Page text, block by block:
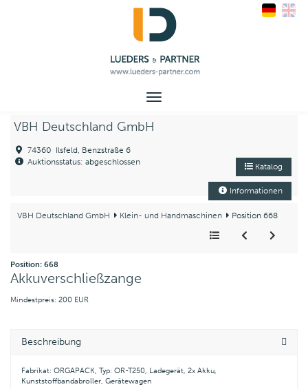
Toggle
VBH Deutschland GmbH
74360 Ilsfeld, Benzstraße 6
Auktionsstatus: abgeschlossen
Katalog
Informationen
VBH Deutschland GmbH Klein- und Handmaschinen Position 668
Position: 668
Akkuverschließzange
Mindestpreis: 200 EUR
Beschreibung
Fabrikat: ORGAPACK, Typ: OR-T250, Ladegerät, 2x Akku,
Kunststoffbandabroller, Gerätewagen